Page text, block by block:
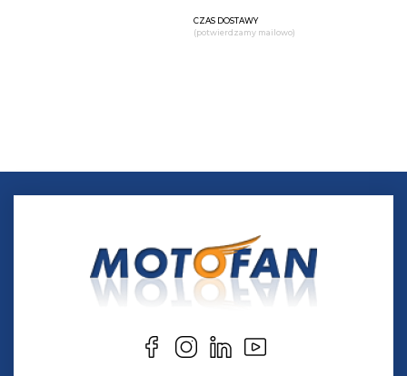
CZAS DOSTAWY
(potwierdzamy mailowo)